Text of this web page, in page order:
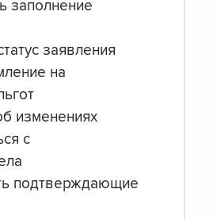
заполнение
заявления
на
изменениях
с
подтверждающие